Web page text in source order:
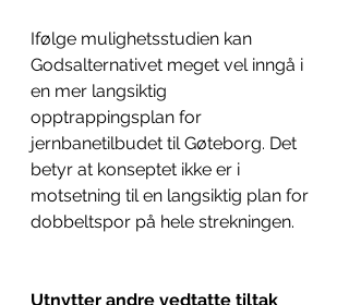
Ifølge mulighetsstudien kan
Godsalternativet meget vel inngå i
en mer langsiktig
opptrappingsplan for
jernbanetilbudet til Gøteborg. Det
betyr at konseptet ikke er i
motsetning til en langsiktig plan for
dobbeltspor på hele strekningen.
Utnytter andre vedtatte tiltak